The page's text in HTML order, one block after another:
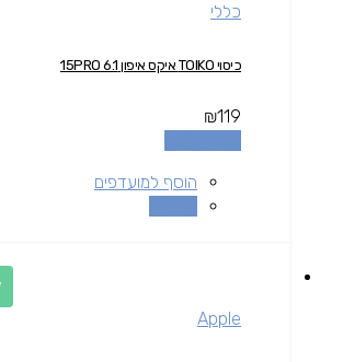
כללי
כיסוי TOIKO איקס איפון 15PRO 6.1
₪119
הוסף למועדפים
Apple